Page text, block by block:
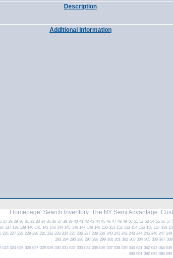
Description
Additional Information
Homepage Search Inventory The NY Semi Advantage
27 28 29 30 31 32 33 34 35 36 37 38 39 40 41 42 43 44 45 46 47 48 49 50 51 52 53 54 55 56 57
137 138 139 140 141 142 143 144 145 146 147 148 149 150 151 152 153 154 155 156 157 158
226 227 228 229 230 231 232 233 234 235 236 237 238 239 240 241 242 243 244 245 246 247 248
293 294 295 296 297 298 299 300 301 302 303 304 305 306 307 308
023 024 025 026 027 028 029 030 031 032 033 034 035 036 037 038 039 040 041 042 043 044 045
090 091 092 093 094 095